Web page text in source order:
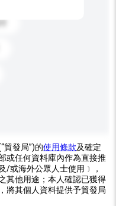
貿發局”)的使用條款及確定
或任何資料庫內作為直接推
/或海外公眾人士使用﹞，
其他用途；本人確認已獲得
將其個人資料提供予貿發局